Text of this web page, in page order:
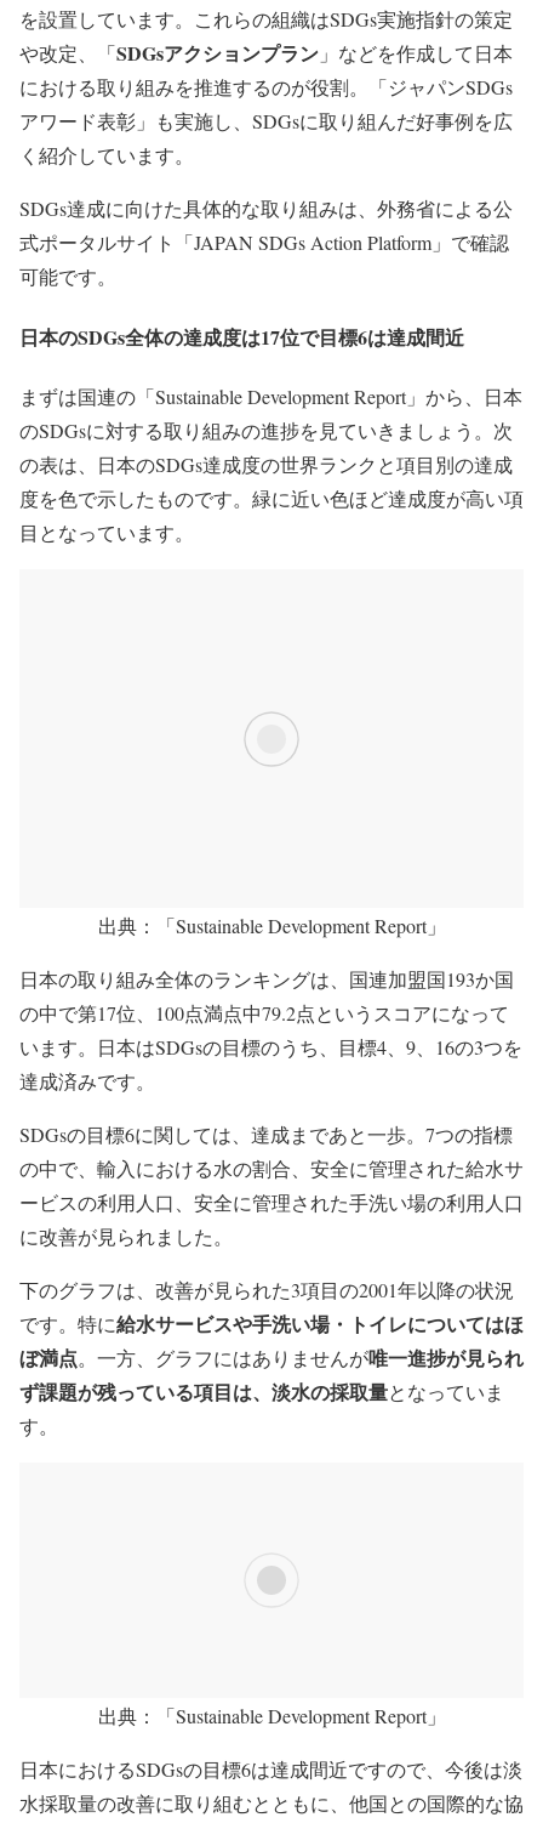
を設置しています。これらの組織はSDGs実施指針の策定
や改定、「SDGsアクションプラン 」などを作成して日本
における取り組みを推進するのが役割。「ジャパンSDGs
アワード表彰」も実施し、SDGsに取り組んだ好事例を広
く紹介しています。
SDGs達成に向けた具体的な取り組みは、外務省による公
式ポータルサイト「JAPAN SDGs Action Platform」で確認
可能です。
日本のSDGs全体の達成度は17位で目標6は達成間近
まずは国連の「Sustainable Development Report」から、日本
のSDGsに対する取り組みの進捗を見ていきましょう。次
の表は、日本のSDGs達成度の世界ランクと項目別の達成
度を色で示したものです。緑に近い色ほど達成度が高い項
目となっています。
出典：「Sustainable Development Report」
日本の取り組み全体のランキングは、国連加盟国193か国
の中で第17位、100点満点中79.2点というスコアになって
います。日本はSDGsの目標のうち、目標4、9、16の3つを
達成済みです。
SDGsの目標6に関しては、達成まであと一歩。7つの指標
の中で、輸入における水の割合、安全に管理された給水サ
ービスの利用人口、安全に管理された手洗い場の利用人口
に改善が見られました。
下のグラフは、改善が見られた3項目の2001年以降の状況
です。特に給水サービスや手洗い場・トイレについてはほ
ぼ満点。一方、グラフにはありませんが唯一進捗が見られ
ず課題が残っている項目は、淡水の採取量となっていま
す。
出典：「Sustainable Development Report」
日本におけるSDGsの目標6は達成間近ですので、今後は淡
水採取量の改善に取り組むとともに、他国との国際的な協